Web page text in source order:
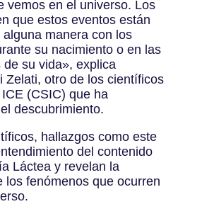
vemos en el universo. Los
que estos eventos están
manera con los
su nacimiento o en las
de su vida», explica
Zelati, otro de los científicos
(CSIC) que ha
descubrimiento.
hallazgos como este
del contenido
Láctea y revelan la
los fenómenos que ocurren